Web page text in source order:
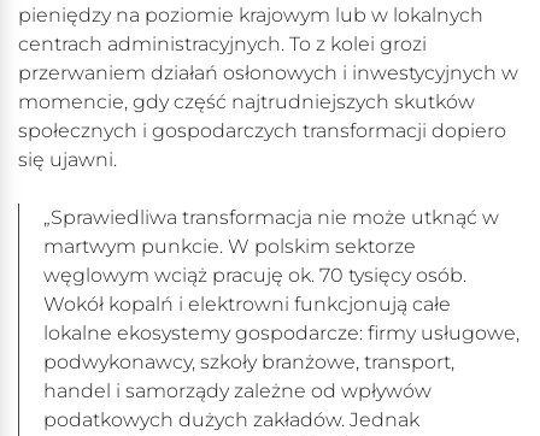
pieniędzy na poziomie krajowym lub w lokalnych
centrach administracyjnych. To z kolei grozi
przerwaniem działań osłonowych i inwestycyjnych w
momencie, gdy część najtrudniejszych skutków
społecznych i gospodarczych transformacji dopiero
się ujawni.
„Sprawiedliwa transformacja nie może utknąć w
martwym punkcie. W polskim sektorze
węglowym wciąż pracuję ok. 70 tysięcy osób.
Wokół kopalń i elektrowni funkcjonują całe
lokalne ekosystemy gospodarcze: firmy usługowe,
podwykonawcy, szkoły branżowe, transport,
handel i samorządy zależne od wpływów
podatkowych dużych zakładów. Jednak